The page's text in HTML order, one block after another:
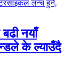
नयाँ
के ल्याउँदै